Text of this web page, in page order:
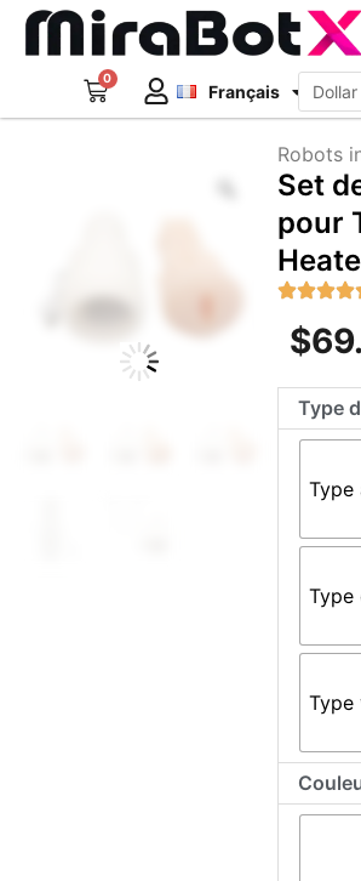
Aller
0
Panier Français
Deutsch
日本語
Zoom
Robots
Set
pour
$
Type
Type
Type
Type
quantité
de
pour
Heated